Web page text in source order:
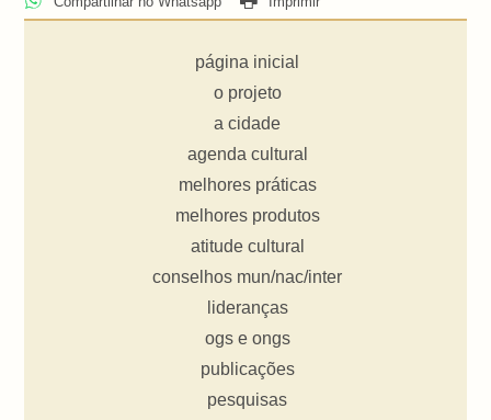
página inicial
o projeto
a cidade
agenda cultural
melhores práticas
melhores produtos
atitude cultural
conselhos mun/nac/inter
lideranças
ogs e ongs
publicações
pesquisas